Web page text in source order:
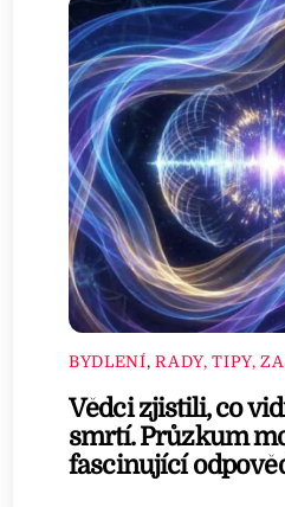
BYDLENÍ,RADY, TIPY,
Vědci zjistili, co
smrtí. Průzkum
fascinující